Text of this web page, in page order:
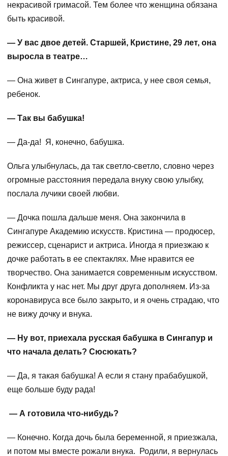
некрасивой гримасой. Тем более что женщина обязана
быть красивой.
— У вас двое детей. Старшей, Кристине, 29 лет, она
выросла в театре…
— Она живет в Сингапуре, актриса, у нее своя семья,
ребенок.
— Так вы бабушка!
— Да-да! Я, конечно, бабушка.
Ольга улыбнулась, да так светло-светло, словно через
огромные расстояния передала внуку свою улыбку,
послала лучики своей любви.
— Дочка пошла дальше меня. Она закончила в
Сингапуре Академию искусств. Кристина — продюсер,
режиссер, сценарист и актриса. Иногда я приезжаю к
дочке работать в ее спектаклях. Мне нравится ее
творчество. Она занимается современным искусством.
Конфликта у нас нет. Мы друг друга дополняем. Из-за
коронавируса все было закрыто, и я очень страдаю, что
не вижу дочку и внука.
— Ну вот, приехала русская бабушка в Сингапур и
что начала делать? Сюсюкать?
— Да, я такая бабушка! А если я стану прабабушкой,
еще больше буду рада!
— А готовила что-нибудь?
— Конечно. Когда дочь была беременной, я приезжала,
и потом мы вместе рожали внука. Родили, я вернулась